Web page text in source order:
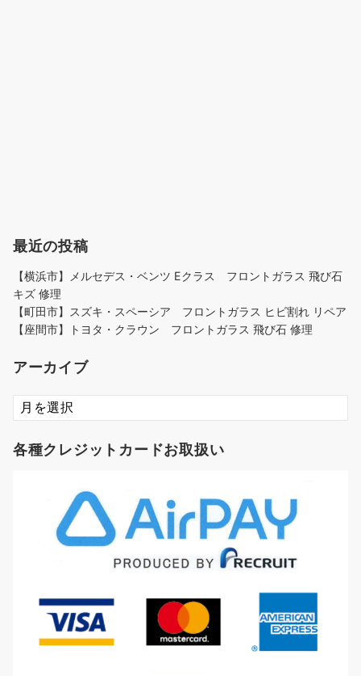
最近の投稿
【横浜市】メルセデス・ベンツ Eクラス フロントガラス 飛び石
キズ 修理
【町田市】スズキ・スペーシア フロントガラス ヒビ割れ リペア
【座間市】トヨタ・クラウン フロントガラス 飛び石 修理
アーカイブ
ア
ー
イ
各種クレジットカードお取扱い